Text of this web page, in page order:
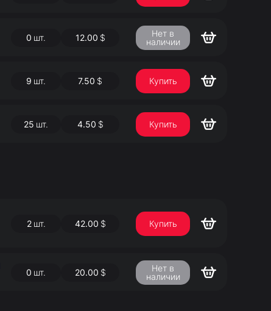
0 шт. 12.00 $
Нет в
наличии
9 шт. 7.50 $ Купить
25 шт. 4.50 $ Купить
2 шт. 42.00 $ Купить
0 шт. 20.00 $
Нет в
наличии